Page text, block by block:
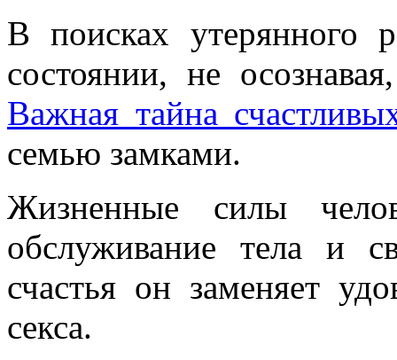
В поисках утерянного
состоянии, не
Важная тайна
семью замками.
Жизненные силы
обслуживание тела и
счастья он заменяет
секса.